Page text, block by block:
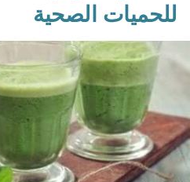
للحميات الصحية